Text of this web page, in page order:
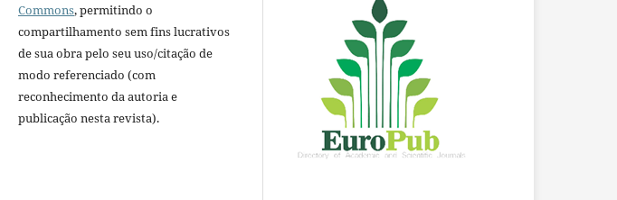
Commons, permitindo o
compartilhamento sem fins lucrativos
de sua obra pelo seu uso/citação de
modo referenciado (com
reconhecimento da autoria e
publicação nesta revista).